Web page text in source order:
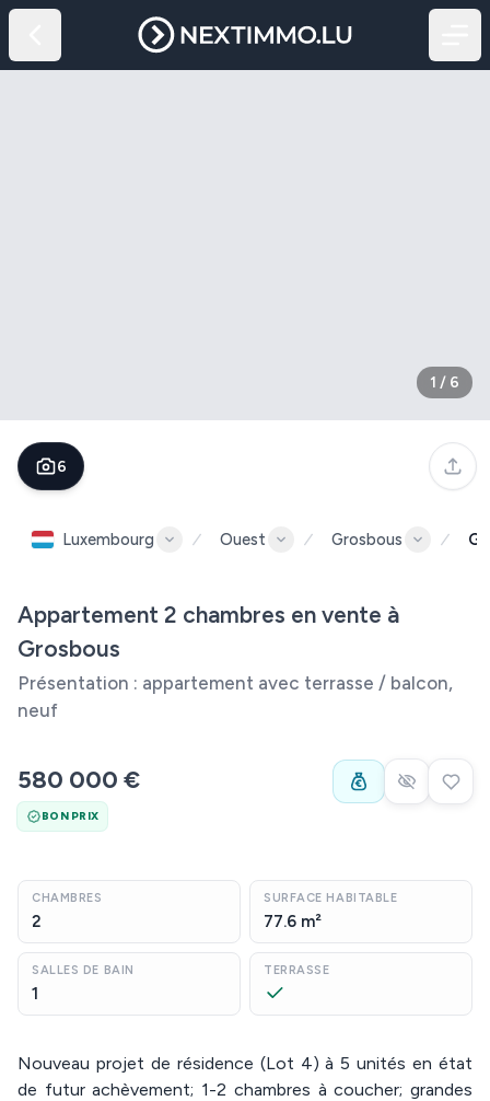
1 / 6
6
Luxembourg Ouest Grosbous
Appartement 2 chambres en vente à
Grosbous
Présentation : appartement avec terrasse / balcon,
neuf
580 000 €
BON PRIX
CHAMBRES
2
SURFACE HABITABLE
77.6 m²
SALLES DE BAIN
1
TERRASSE
Nouveau projet de résidence (Lot 4) à 5 unités en état
de futur achèvement; 1-2 chambres à coucher; grandes